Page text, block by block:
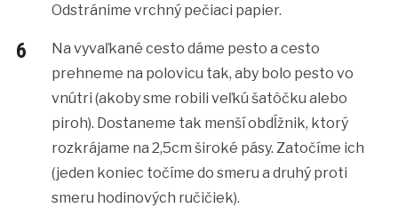
Odstránime vrchný pečiaci papier.
Na vyvaľkané cesto dáme pesto a cesto
prehneme na polovicu tak, aby bolo pesto vo
vnútri (akoby sme robili veľkú šatôčku alebo
piroh). Dostaneme tak menší obdĺžnik, ktorý
rozkrájame na 2,5cm široké pásy. Zatočíme ich
(jeden koniec točíme do smeru a druhý proti
smeru hodinových ručičiek).